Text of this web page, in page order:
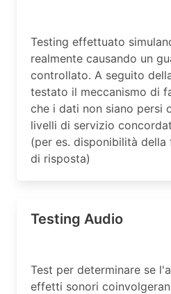
Testing effettuato
realmente causando un
controllato. A seguito
testato il meccanismo di
che i dati non siano persi
livelli di servizio
(per es. disponibilità
di risposta)
Testing Audio
Test per determinare se
effetti sonori